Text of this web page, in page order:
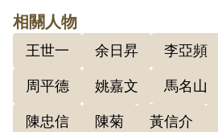
相關人物
王世一 余日昇 李亞頻
周平德 姚嘉文 馬名山
陳忠信 陳菊 黃信介